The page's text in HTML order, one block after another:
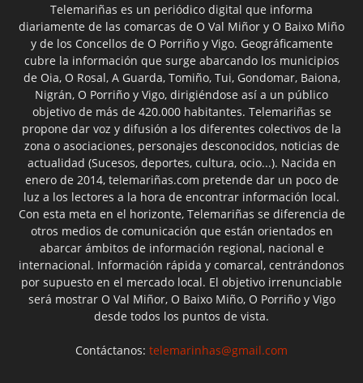
Telemariñas es un periódico digital que informa
diariamente de las comarcas de O Val Miñor y O Baixo Miño
y de los Concellos de O Porriño y Vigo. Geográficamente
cubre la información que surge abarcando los municipios
de Oia, O Rosal, A Guarda, Tomiño, Tui, Gondomar, Baiona,
Nigrán, O Porriño y Vigo, dirigiéndose así a un público
objetivo de más de 420.000 habitantes. Telemariñas se
propone dar voz y difusión a los diferentes colectivos de la
zona o asociaciones, personajes desconocidos, noticias de
actualidad (Sucesos, deportes, cultura, ocio...). Nacida en
enero de 2014, telemariñas.com pretende dar un poco de
luz a los lectores a la hora de encontrar información local.
Con esta meta en el horizonte, Telemariñas se diferencia de
otros medios de comunicación que están orientados en
abarcar ámbitos de información regional, nacional e
internacional. Información rápida y comarcal, centrándonos
por supuesto en el mercado local. El objetivo irrenunciable
será mostrar O Val Miñor, O Baixo Miño, O Porriño y Vigo
desde todos los puntos de vista.
Contáctanos: telemarinhas@gmail.com